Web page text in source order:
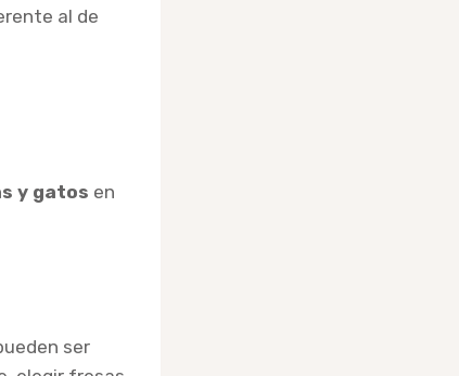
al de
y gatos en
ser